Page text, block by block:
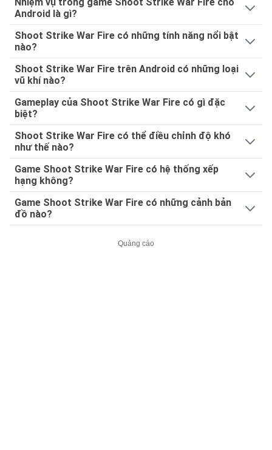
Android là gì?
Shoot Strike War Fire có những tính năng nổi bật
nào?
Shoot Strike War Fire trên Android có những loại
vũ khí nào?
Gameplay của Shoot Strike War Fire có gì đặc
biệt?
Shoot Strike War Fire có thể điều chỉnh độ khó
như thế nào?
Game Shoot Strike War Fire có hệ thống xếp
hạng không?
Game Shoot Strike War Fire có những cảnh bản
đồ nào?